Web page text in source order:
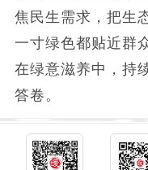
焦民生需求，把生
一寸绿色都贴近群
在绿意滋养中，持
答卷。